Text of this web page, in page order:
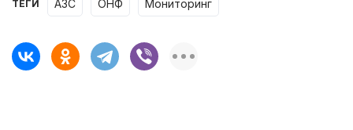
ТЕГИ АЗС ОНФ мониторинг